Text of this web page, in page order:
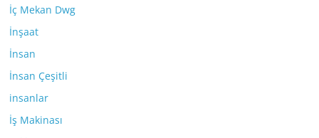
İç Mekan Dwg
İnşaat
İnsan
İnsan Çeşitli
insanlar
İş Makinası